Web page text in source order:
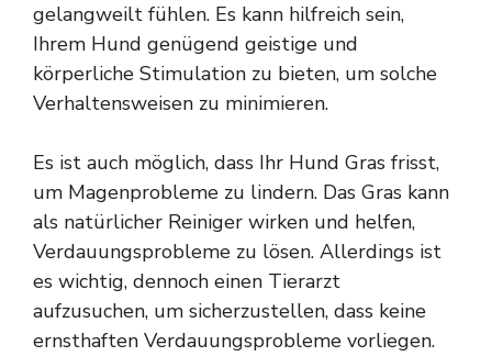
gelangweilt fühlen. Es kann hilfreich sein,
Ihrem Hund genügend geistige und
körperliche Stimulation zu bieten, um solche
Verhaltensweisen zu minimieren.
Es ist auch möglich, dass Ihr Hund Gras frisst,
um Magenprobleme zu lindern. Das Gras kann
als natürlicher Reiniger wirken und helfen,
Verdauungsprobleme zu lösen. Allerdings ist
es wichtig, dennoch einen Tierarzt
aufzusuchen, um sicherzustellen, dass keine
ernsthaften Verdauungsprobleme vorliegen.